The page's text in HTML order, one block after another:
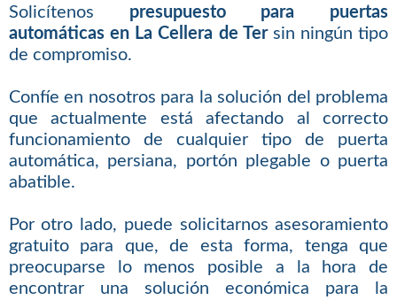
Solicítenos presupuesto para puertas
automáticas en La Cellera de Tersin ningún tipo
de compromiso.
Confíe en nosotros para la solución del problema
que actualmente está afectando al correcto
funcionamiento de cualquier tipo de puerta
automática, persiana, portón plegable o puerta
abatible.
Por otro lado, puede solicitarnos asesoramiento
gratuito para que, de esta forma, tenga que
preocuparse lo menos posible a la hora de
encontrar una solución económica para la